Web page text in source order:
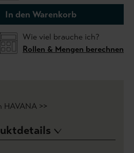
In den Warenkorb
Wie viel brauche ich?
Rollen & Mengen berechnen
HAVANA >>